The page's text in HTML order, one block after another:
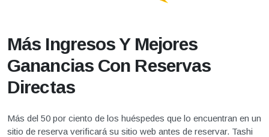
Más Ingresos Y Mejores
Ganancias Con Reservas
Directas
Más del 50 por ciento de los huéspedes que lo encuentran en un
sitio de reserva verificará su sitio web antes de reservar. Tashi